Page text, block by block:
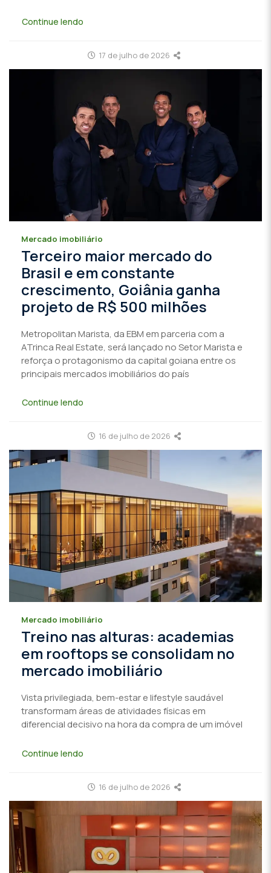
Continue lendo
17 de julho de 2026
Mercado imobiliário
Terceiro maior mercado do
Brasil e em constante
crescimento, Goiânia ganha
projeto de R$ 500 milhões
Metropolitan Marista, da EBM em parceria com a
ATrinca Real Estate, será lançado no Setor Marista e
reforça o protagonismo da capital goiana entre os
principais mercados imobiliários do país
Continue lendo
16 de julho de 2026
Mercado imobiliário
Treino nas alturas: academias
em rooftops se consolidam no
mercado imobiliário
Vista privilegiada, bem-estar e lifestyle saudável
transformam áreas de atividades físicas em
diferencial decisivo na hora da compra de um imóvel
Continue lendo
16 de julho de 2026